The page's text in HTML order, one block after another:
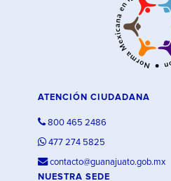
ATENCIÓN CIUDADANA
800 465 2486
477 274 5825
contacto@guanajuato.gob.mx
NUESTRA SEDE